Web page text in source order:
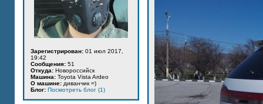
Зарегистрирован: 01 июл 2017,
19:42
Сообщения: 51
Откуда: Новороссийск
Машина: Toyota Vista Ardeo
О машине: диванчик =)
Блог: Посмотреть блог (1)